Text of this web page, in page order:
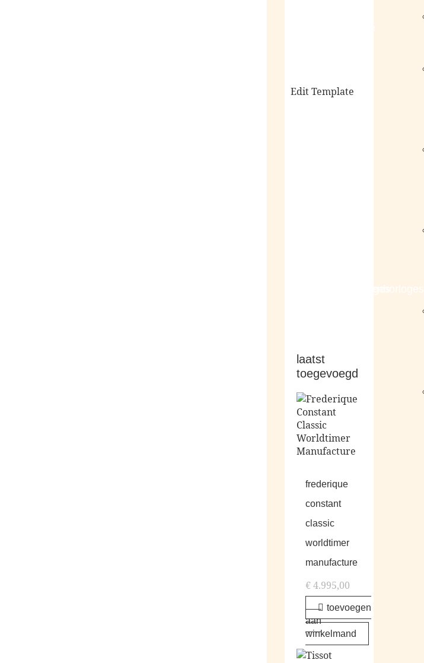
sale
Edit Template
dameshorlogesherenhorloges
laatst
toegevoegd
frederique
constant
classic
worldtimer
manufacture
€4.995,00
toevoegen
aan
winkelmand